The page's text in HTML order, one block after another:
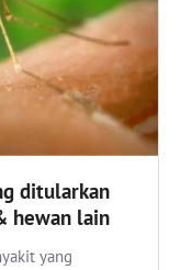
ditularkan
hewan lain
yang